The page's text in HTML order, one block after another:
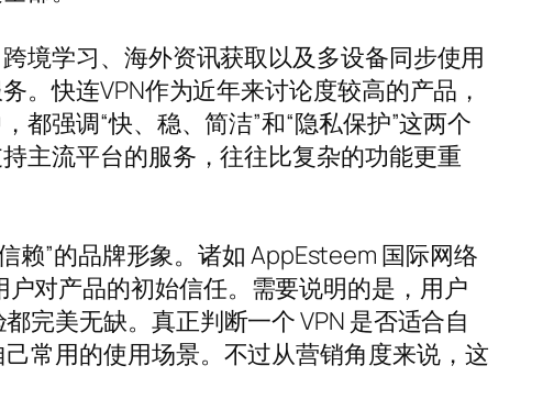
境学习、海外资讯获取以及多设备同步使用
。快连VPN作为近年来讨论度较高的产品，
强调“快、稳、简洁”和“隐私保护”这两个
主流平台的服务，往往比复杂的功能更重
赖”的品牌形象。诸如 AppEsteem 国际网络
对产品的初始信任。需要说明的是，用户
完美无缺。真正判断一个 VPN 是否适合自
常用的使用场景。不过从营销角度来说，这